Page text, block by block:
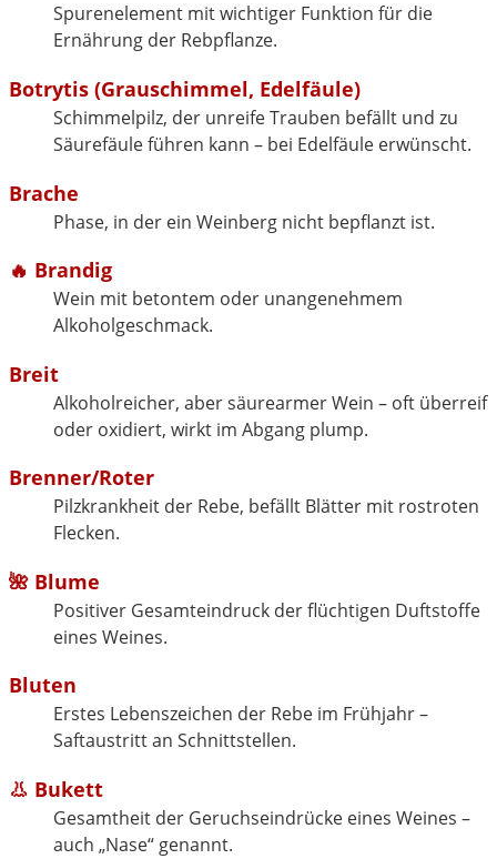
Spurenelement mit wichtiger Funktion für die
Ernährung der Rebpflanze.
Botrytis (Grauschimmel, Edelfäule)
Schimmelpilz, der unreife Trauben befällt und zu
Säurefäule führen kann – bei Edelfäule erwünscht.
Brache
Phase, in der ein Weinberg nicht bepflanzt ist.
🔥 Brandig
Wein mit betontem oder unangenehmem
Alkoholgeschmack.
Breit
Alkoholreicher, aber säurearmer Wein – oft überreif
oder oxidiert, wirkt im Abgang plump.
Brenner/Roter
Pilzkrankheit der Rebe, befällt Blätter mit rostroten
Flecken.
🌺 Blume
Positiver Gesamteindruck der flüchtigen Duftstoffe
eines Weines.
Bluten
Erstes Lebenszeichen der Rebe im Frühjahr –
Saftaustritt an Schnittstellen.
👃 Bukett
Gesamtheit der Geruchseindrücke eines Weines –
auch „Nase“ genannt.